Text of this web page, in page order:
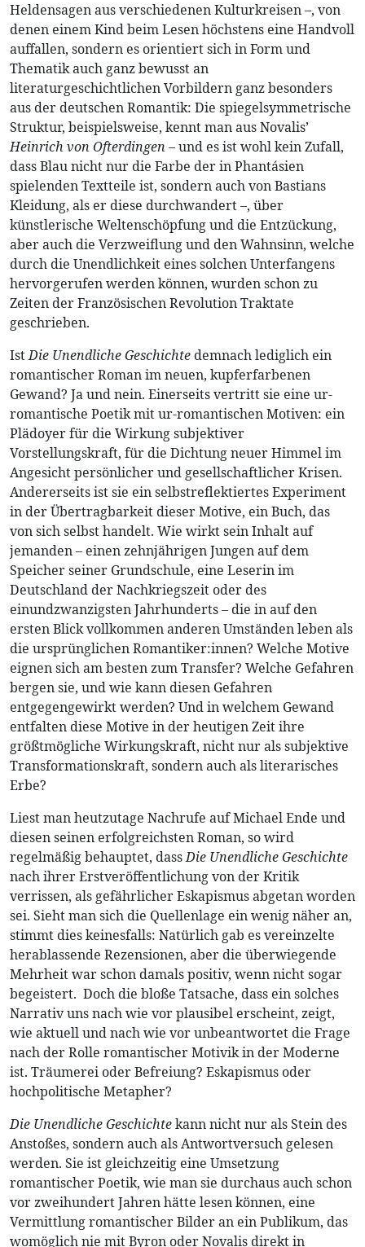
Heldensagen aus verschiedenen Kulturkreisen –, von
denen einem Kind beim Lesen höchstens eine Handvoll
auffallen, sondern es orientiert sich in Form und
Thematik auch ganz bewusst an
literaturgeschichtlichen Vorbildern ganz besonders
aus der deutschen Romantik: Die spiegelsymmetrische
Struktur, beispielsweise, kennt man aus Novalis’
Heinrich von Ofterdingen – und es ist wohl kein Zufall,
dass Blau nicht nur die Farbe der in Phantásien
spielenden Textteile ist, sondern auch von Bastians
Kleidung, als er diese durchwandert –, über
künstlerische Weltenschöpfung und die Entzückung,
aber auch die Verzweiflung und den Wahnsinn, welche
durch die Unendlichkeit eines solchen Unterfangens
hervorgerufen werden können, wurden schon zu
Zeiten der Französischen Revolution Traktate
geschrieben.
IstDie Unendliche Geschichtedemnach lediglich ein
romantischer Roman im neuen, kupferfarbenen
Gewand? Ja und nein. Einerseits vertritt sie eine ur-
romantische Poetik mit ur-romantischen Motiven: ein
Plädoyer für die Wirkung subjektiver
Vorstellungskraft, für die Dichtung neuer Himmel im
Angesicht persönlicher und gesellschaftlicher Krisen.
Andererseits ist sie ein selbstreflektiertes Experiment
in der Übertragbarkeit dieser Motive, ein Buch, das
von sich selbst handelt. Wie wirkt sein Inhalt auf
jemanden – einen zehnjährigen Jungen auf dem
Speicher seiner Grundschule, eine Leserin im
Deutschland der Nachkriegszeit oder des
einundzwanzigsten Jahrhunderts – die in auf den
ersten Blick vollkommen anderen Umständen leben als
die ursprünglichen Romantiker:innen? Welche Motive
eignen sich am besten zum Transfer? Welche Gefahren
bergen sie, und wie kann diesen Gefahren
entgegengewirkt werden? Und in welchem Gewand
entfalten diese Motive in der heutigen Zeit ihre
größtmögliche Wirkungskraft, nicht nur als subjektive
Transformationskraft, sondern auch als literarisches
Erbe?
Liest man heutzutage Nachrufe auf Michael Ende und
diesen seinen erfolgreichsten Roman, so wird
regelmäßig behauptet, dassDie Unendliche Geschichte
nach ihrer Erstveröffentlichung von der Kritik
verrissen, als gefährlicher Eskapismus abgetan worden
sei. Sieht man sich die Quellenlage ein wenig näher an,
stimmt dies keinesfalls: Natürlich gab es vereinzelte
herablassende Rezensionen, aber die überwiegende
Mehrheit war schon damals positiv, wenn nicht sogar
begeistert. Doch die bloße Tatsache, dass ein solches
Narrativ uns nach wie vor plausibel erscheint, zeigt,
wie aktuell und nach wie vor unbeantwortet die Frage
nach der Rolle romantischer Motivik in der Moderne
ist. Träumerei oder Befreiung? Eskapismus oder
hochpolitische Metapher?
Die Unendliche Geschichtekann nicht nur als Stein des
Anstoßes, sondern auch als Antwortversuch gelesen
werden. Sie ist gleichzeitig eine Umsetzung
romantischer Poetik, wie man sie durchaus auch schon
vor zweihundert Jahren hätte lesen können, eine
Vermittlung romantischer Bilder an ein Publikum, das
womöglich nie mit Byron oder Novalis direkt in